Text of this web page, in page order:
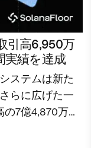
引高6,950万
実績を達成
ステムは新た
らに広げた一
7億4,870万ド